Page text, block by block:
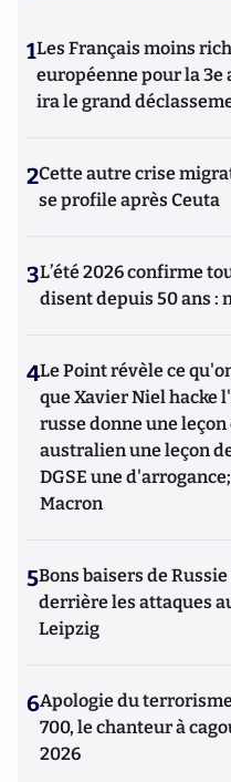
1Les Français moins
européenne pour la 3e
ira le grand
2Cette autre crise
se profile après Ceuta
3L’été 2026 confirme
disent depuis 50 ans :
4Le Point révèle ce
que Xavier Niel hacke
russe donne une
australien une leçon
DGSE une
Macron
5Bons baisers de
derrière les attaques
Leipzig
6Apologie du
700, le chanteur à
2026